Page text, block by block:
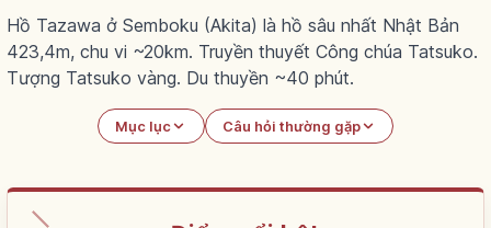
Hồ Tazawa ở Semboku (Akita) là hồ sâu nhất Nhật Bản
423,4m, chu vi ~20km. Truyền thuyết Công chúa Tatsuko.
Tượng Tatsuko vàng. Du thuyền ~40 phút.
Mục lục Câu hỏi thường gặp